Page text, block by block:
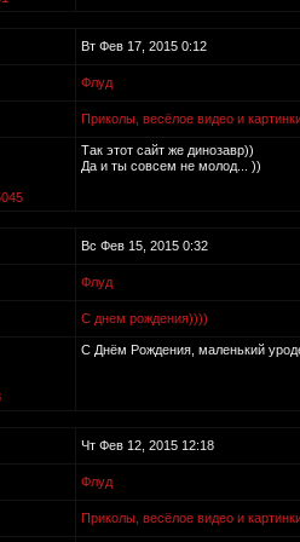
Вт Фев 17, 2015 0:12
Флуд
Приколы, весёлое видео и
Так этот сайт же динозавр))
Да и ты совсем не молод... ))
Вс Фев 15, 2015 0:32
Флуд
С днем рождения))))
С Днём Рождения, маленький
Чт Фев 12, 2015 12:18
Флуд
Приколы, весёлое видео и